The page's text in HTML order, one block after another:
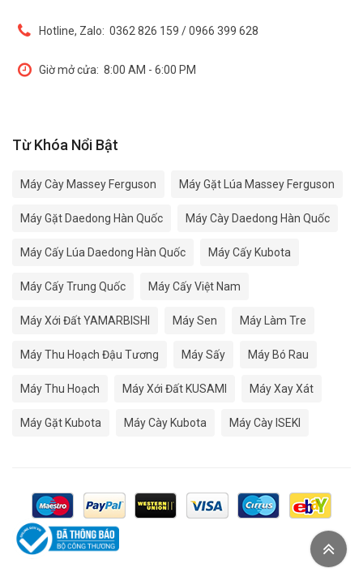
Hotline, Zalo: 0362 826 159 / 0966 399 628
Giờ mở cửa: 8:00 AM - 6:00 PM
Từ Khóa Nổi Bật
Máy Cày Massey Ferguson Máy Gặt Lúa Massey Ferguson
Máy Gặt Daedong Hàn Quốc Máy Cày Daedong Hàn Quốc
Máy Cấy Lúa Daedong Hàn Quốc Máy Cấy Kubota
Máy Cấy Trung Quốc Máy Cấy Việt Nam
Máy Xới Đất YAMARBISHI Máy Sen Máy Làm Tre
Máy Thu Hoạch Đậu Tương Máy Sấy Máy Bó Rau
Máy Thu Hoạch Máy Xới Đất KUSAMI Máy Xay Xát
Máy Gặt Kubota Máy Cày Kubota Máy Cày ISEKI